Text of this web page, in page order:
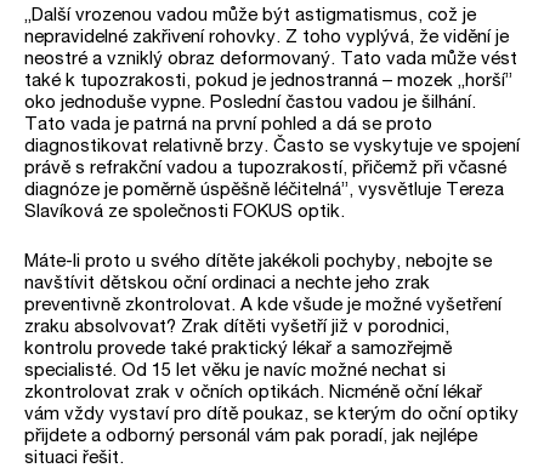
„Další vrozenou vadou může být astigmatismus, což je
nepravidelné zakřivení rohovky. Z toho vyplývá, že vidění je
neostré a vzniklý obraz deformovaný. Tato vada může vést
také k tupozrakosti, pokud je jednostranná – mozek „horší”
oko jednoduše vypne. Poslední častou vadou je šilhání.
Tato vada je patrná na první pohled a dá se proto
diagnostikovat relativně brzy. Často se vyskytuje ve spojení
právě s refrakční vadou a tupozrakostí, přičemž při včasné
diagnóze je poměrně úspěšně léčitelná”, vysvětluje Tereza
Slavíková ze společnosti FOKUS optik.
Máte-li proto u svého dítěte jakékoli pochyby, nebojte se
navštívit dětskou oční ordinaci a nechte jeho zrak
preventivně zkontrolovat. A kde všude je možné vyšetření
zraku absolvovat? Zrak dítěti vyšetří již v porodnici,
kontrolu provede také praktický lékař a samozřejmě
specialisté. Od 15 let věku je navíc možné nechat si
zkontrolovat zrak v očních optikách. Nicméně oční lékař
vám vždy vystaví pro dítě poukaz, se kterým do oční optiky
přijdete a odborný personál vám pak poradí, jak nejlépe
situaci řešit.